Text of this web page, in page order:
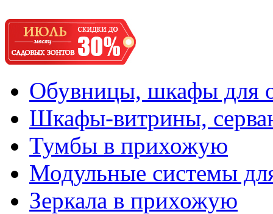
Обувницы, шкафы для
Шкафы-витрины,
Тумбы в прихожую
Модульные системы
Зеркала в прихожую